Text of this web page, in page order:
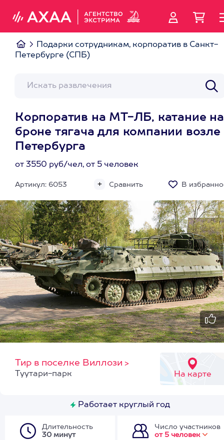
Подарки сотрудникам, корпоратив в Санкт-
Петербурге (СПБ)
Корпоратив на МТ-ЛБ, катание на
броне тягача для компании возле
Петербурга
от 3550 руб/чел, от 5 человек
Артикул: 6053 Сравнить В
Тир в поселке Виллози >
На карте
Туутари-парк
Работает круглый год
Длительность
30 минут
Число участников
от 5 человек